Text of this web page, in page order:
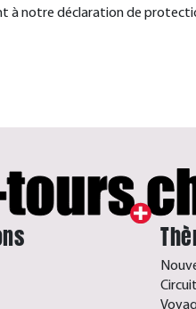
à notre déclaration de